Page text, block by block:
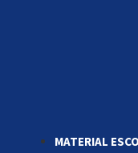
MATERIAL